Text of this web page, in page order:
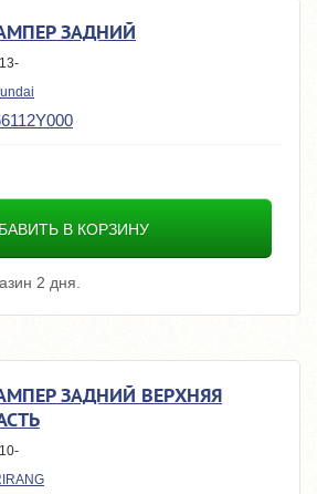
ЗАДНИЙ
В КОРЗИНУ
2 дня.
ЗАДНИЙ ВЕРХНЯЯ